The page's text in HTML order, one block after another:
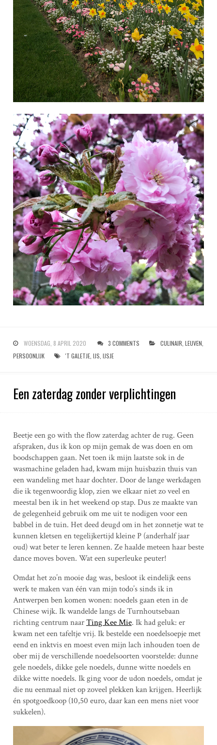
WOENSDAG, 8 APRIL 2020 3 COMMENTS CULINAIR LEUVEN
PERSOONLIJK
'T GALETJE, IJS IJSJE
Een zaterdag zonder verplichtingen
Beetje een go with the flow zaterdag achter de rug. Geen
afspraken, dus ik kon op mijn gemak de was doen en om
boodschappen gaan. Net toen ik mijn laatste sok in de
wasmachine geladen had, kwam mijn huisbazin thuis van
een wandeling met haar dochter. Door de lange werkdagen
die ik tegenwoordig klop, zien we elkaar niet zo veel en
meestal ben ik in het weekend op stap. Dus ze maakte van
de gelegenheid gebruik om me uit te nodigen voor een
babbel in de tuin. Het deed deugd om in het zonnetje wat te
kunnen kletsen en tegelijkertijd kleine P (anderhalf jaar
oud) wat beter te leren kennen. Ze haalde meteen haar beste
dance moves boven. Wat een superleuke peuter!
Omdat het zo’n mooie dag was, besloot ik eindelijk eens
werk te maken van één van mijn todo’s sinds ik in
Antwerpen ben komen wonen: noedels gaan eten in de
Chinese wijk. Ik wandelde langs de Turnhoutsebaan
richting centrum naarTing Kee Mie. Ik had geluk: er
kwam net een tafeltje vrij. Ik bestelde een noedelsoepje met
eend en inktvis en moest even mijn lach inhouden toen de
ober mij de verschillende noedelsoorten voorstelde: dunne
gele noedels, dikke gele noedels, dunne witte noedels en
dikke witte noedels. Ik ging voor de udon noedels, omdat je
die nu eenmaal niet op zoveel plekken kan krijgen. Heerlijk
én spotgoedkoop (10,50 euro, daar kan een mens niet voor
sukkelen).